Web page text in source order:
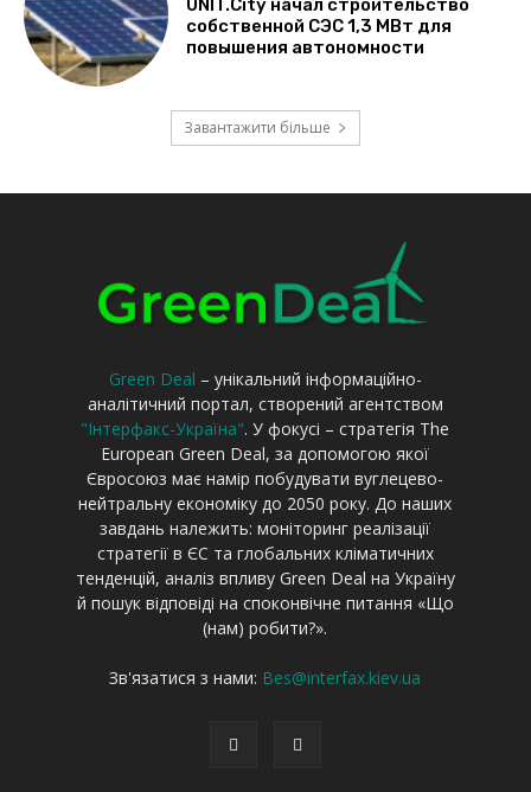
Green Deal – унікальний інформаційно-
аналітичний портал, створений агентством
"Інтерфакс-Україна". У фокусі – стратегія The
European Green Deal, за допомогою якої
Євросоюз має намір побудувати вуглецево-
нейтральну економіку до 2050 року. До наших
завдань належить: моніторинг реалізації
стратегії в ЄС та глобальних кліматичних
тенденцій, аналіз впливу Green Deal на Україну
й пошук відповіді на споконвічне питання «Що
(нам) робити?».
Зв'язатися з нами: Bes@interfax.kiev.ua